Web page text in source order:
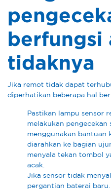
berfungsi
tidaknya
Jika remot tidak dapat
diperhatikan beberapa hal
Pastikan lampu sensor
melakukan pengecekan
menggunakan bantuan
diarahkan ke bagian
menyala tekan tombol
acak.
Jika sensor tidak
pergantian baterai